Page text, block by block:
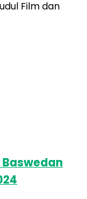
Film dan
Baswedan